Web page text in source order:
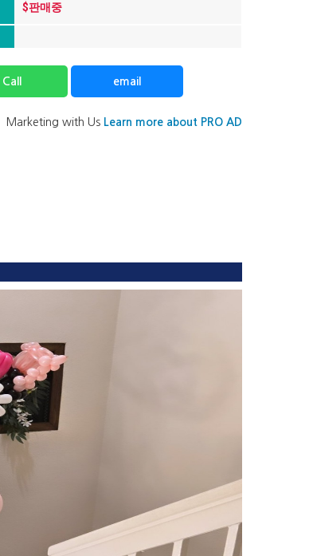
$판매중
Call email
Marketing with Us Learn more about PRO AD